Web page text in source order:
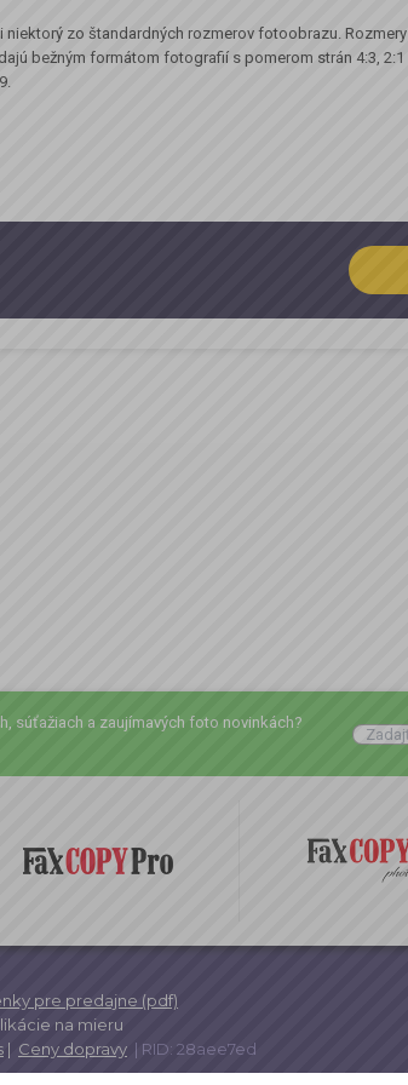
niektorý zo štandardných rozmerov fotoobrazu. Rozmery
bežným formátom fotografií s pomerom strán 4:3, 2:1
súťažiach a zaujímavých foto novinkách?
pre predajne (pdf)
na mieru
| Ceny dopravy | RID: 28aee7ed